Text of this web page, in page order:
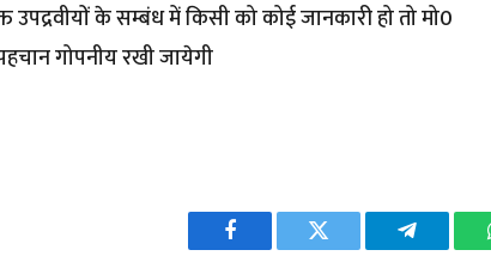
उपद्रवीयों के सम्बंध में किसी को कोई जानकारी हो तो मो0
गोपनीय रखी जायेगी
Facebook Twitter Telegram